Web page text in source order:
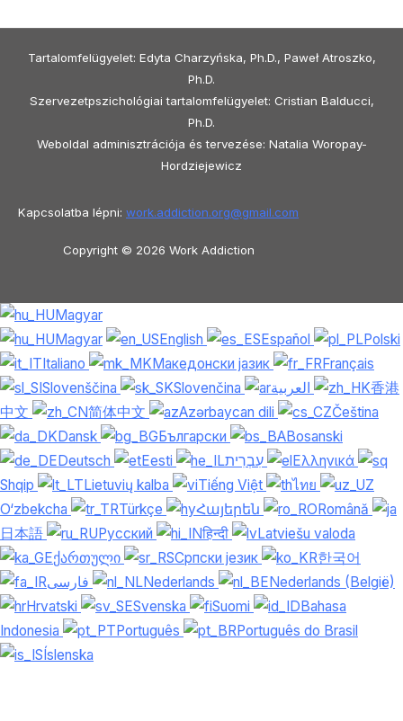
Tartalomfelügyelet: Edyta Charzyńska, Ph.D., Paweł Atroszko,
Ph.D.
Szervezetpszichológiai tartalomfelügyelet: Cristian Balducci,
Ph.D.
Weboldal adminisztrációja és tervezése: Natalia Woropay-
Hordziejewicz
Kapcsolatba lépni: work.addiction.org@gmail.com
Copyright © 2026 Work Addiction
Magyar
Magyar
English Español
Polski
Italiano
Македонски јазик
Français
Slovenščina
Slovenčina
香港
中文
简体中文 Azərbaycan dili
Čeština
Dansk
Български
Bosanski
Deutsch
Eesti
Ελληνικά
Shqip
Lietuvių kalba Tiếng Việt
ไทย
O‘zbekcha
Türkçe Հայերեն
Română
日本語
Русский हिन्दी
Latviešu valoda
ქართული
Српски језик
한국어
Nederlands
Nederlands (België)
Hrvatski
Svenska Suomi
Bahasa
Indonesia
Português
Português do Brasil
Íslenska